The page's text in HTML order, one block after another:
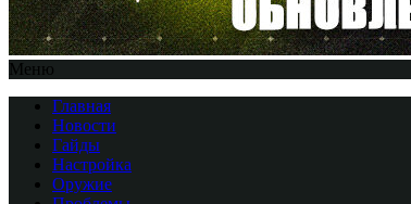
Меню
Главная
Новости
Гайды
Настройка
Оружие